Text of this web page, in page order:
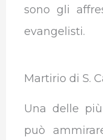
sono gli
evangelisti.
Martirio di S.
Una delle
può